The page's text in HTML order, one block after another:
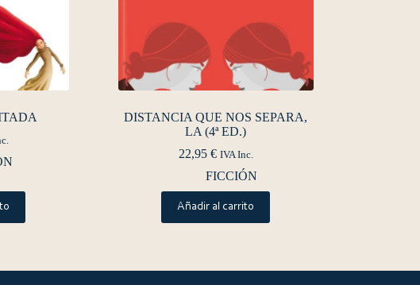
DISTANCIA QUE NOS SEPARA,
LA (4ª ED.)
22,95 € IVA Inc.
FICCIÓN
Añadir al carrito